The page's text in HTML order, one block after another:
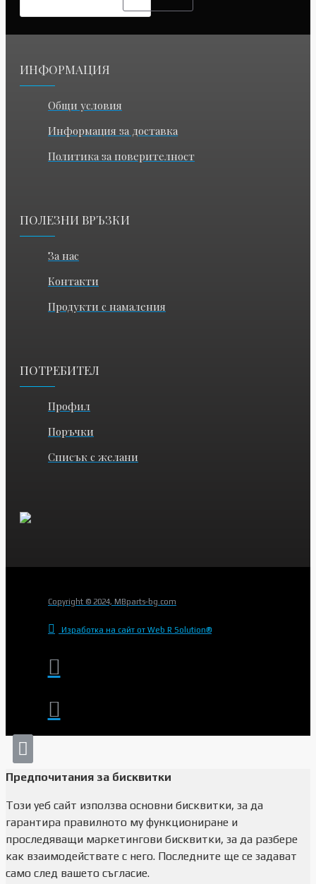
ИНФОРМАЦИЯ
Общи условия
Информация за доставка
Политика за поверителност
ПОЛЕЗНИ ВРЪЗКИ
За нас
Контакти
Продукти с намаления
ПОТРЕБИТЕЛ
Профил
Поръчки
Списък с желани
Copyright © 2024, MBparts-bg.com
Изработка на сайт от Web R Solution®
Предпочитания за бисквитки
Този уеб сайт използва основни бисквитки, за да
гарантира правилното му функциониране и
проследяващи маркетингови бисквитки, за да разбере
как взаимодействате с него. Последните ще се задават
само след вашето съгласие.